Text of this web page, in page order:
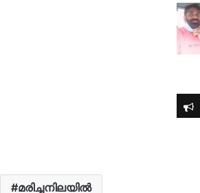
മരിച്ചനിലയിൽ